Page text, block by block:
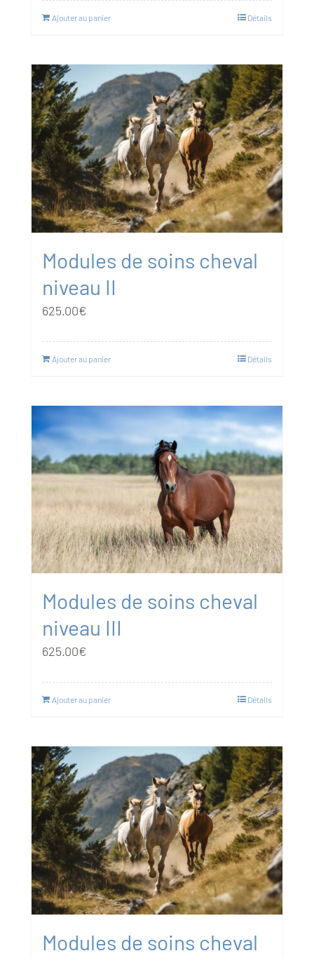
Ajouter au panier Détails
Modules de soins cheval
niveau II
625.00€
Ajouter au panier Détails
Modules de soins cheval
niveau III
625.00€
Ajouter au panier Détails
Modules de soins cheval